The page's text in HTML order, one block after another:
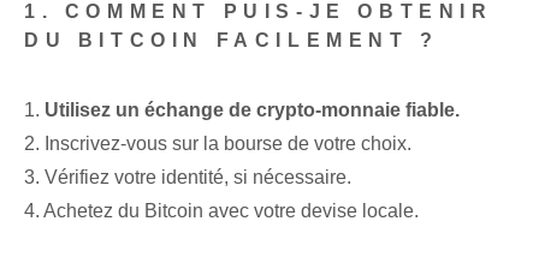
1. COMMENT PUIS-JE OBTENIR
DU BITCOIN FACILEMENT ?
1. Utilisez un échange de crypto-monnaie fiable.
2. Inscrivez-vous sur la bourse de votre choix.
3. Vérifiez votre identité, si nécessaire.
4. Achetez du Bitcoin avec votre devise locale.